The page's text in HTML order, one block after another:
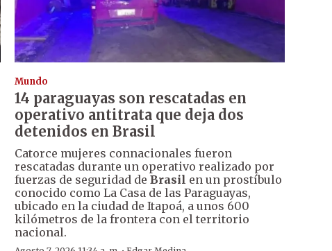
Mundo
14 paraguayas son rescatadas en
operativo antitrata que deja dos
detenidos en Brasil
Catorce mujeres connacionales fueron
rescatadas durante un operativo realizado por
fuerzas de seguridad de Brasil en un prostíbulo
conocido como La Casa de las Paraguayas,
ubicado en la ciudad de Itapoá, a unos 600
kilómetros de la frontera con el territorio
nacional.